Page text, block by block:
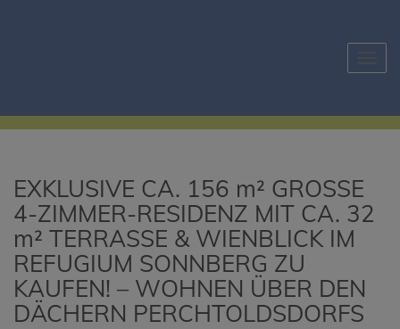
EXKLUSIVE CA. 156 m² GROSSE
4-ZIMMER-RESIDENZ MIT CA. 32
m² TERRASSE & WIENBLICK IM
REFUGIUM SONNBERG ZU
KAUFEN! – WOHNEN ÜBER DEN
DÄCHERN PERCHTOLDSDORFS